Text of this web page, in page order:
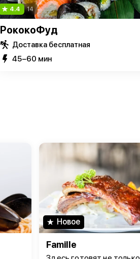
4.4 14
РококоФуд
Доставка бесплатная
45−60 мин
Новое
Famille